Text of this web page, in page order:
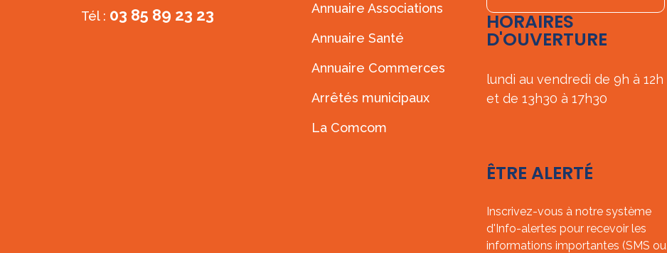
Tél : 03 85 89 23 23
Annuaire Associations
Annuaire Santé
Annuaire Commerces
Arrêtés municipaux
La Comcom
HORAIRES
D'OUVERTURE
lundi au vendredi de 9h à 12h
et de 13h30 à 17h30
ÊTRE ALERTÉ
Inscrivez-vous à notre système
d'Info-alertes pour recevoir les
informations importantes (SMS ou